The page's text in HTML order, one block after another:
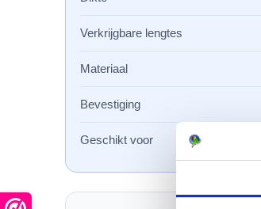
Verkrijgbare lengtes
Materiaal
Bevestiging
Geschikt voor